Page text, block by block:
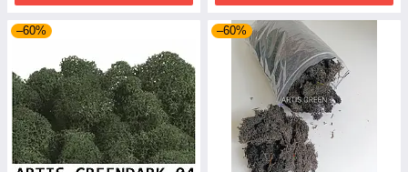
–60% –60%